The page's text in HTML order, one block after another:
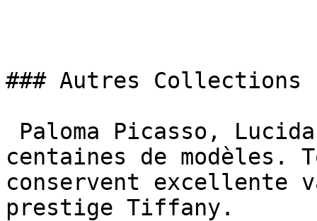
### Autres Collections
centaines de modèles.
conservent excellente
prestige Tiffany.